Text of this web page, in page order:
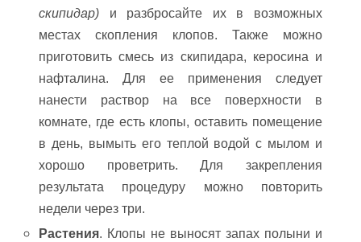
скипидар) и разбросайте их в возможных
местах скопления клопов. Также можно
приготовить смесь из скипидара, керосина и
нафталина. Для ее применения следует
нанести раствор на все поверхности в
комнате, где есть клопы, оставить помещение
в день, вымыть его теплой водой с мылом и
хорошо проветрить. Для закрепления
результата процедуру можно повторить
недели через три.
Растения. Клопы не выносят запах полыни и